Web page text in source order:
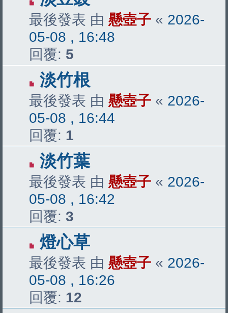
最後發表 由 懸壺子 « 2026-
05-08 , 16:48
回覆: 5
淡竹根
最後發表 由 懸壺子 « 2026-
05-08 , 16:44
回覆: 1
淡竹葉
最後發表 由 懸壺子 « 2026-
05-08 , 16:42
回覆: 3
燈心草
最後發表 由 懸壺子 « 2026-
05-08 , 16:26
回覆: 12